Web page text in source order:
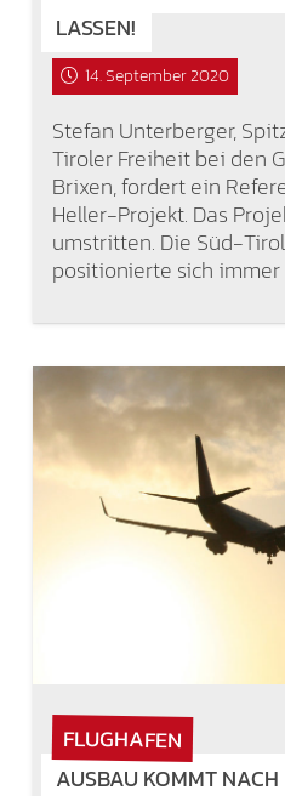
LASSEN!
14. September 2020
Stefan Unterberger,
Tiroler Freiheit bei den
Brixen, fordert ein
Heller-Projekt. Das
umstritten. Die Süd-
positionierte sich
FLUGHAFEN
AUSBAU KOMMT NACH